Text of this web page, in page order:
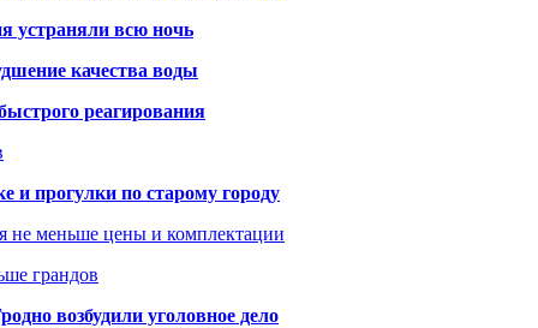
устраняли всю ночь
качества воды
реагирования
и прогулки по старому городу
не меньше цены и комплектации
грандов
возбудили уголовное дело